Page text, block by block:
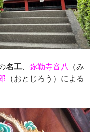
名工 弥勒寺音八
（み
（おとじろう）による